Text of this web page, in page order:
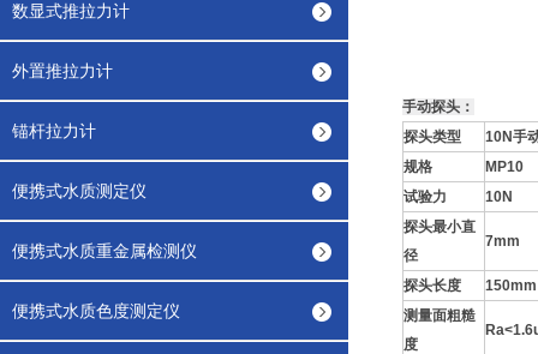
数显式推拉力计
外置推拉力计
锚杆拉力计
便携式水质测定仪
便携式水质重金属检测仪
便携式水质色度测定仪
手动探头：
探头类型
10N手
规格
MP10
试验力
10N
探头最小直
径
7mm
探头长度
150mm
测量面粗糙
度